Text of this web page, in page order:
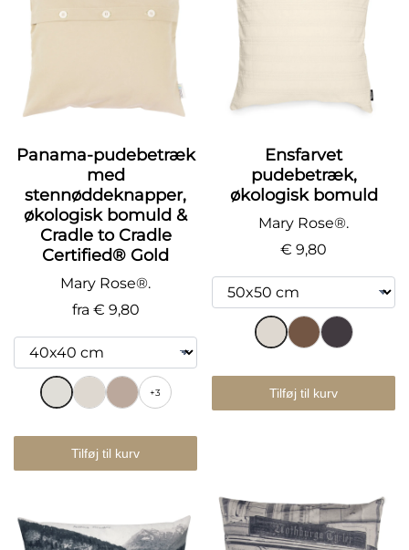
Panama-pudebetræk
med
stennøddeknapper,
økologisk bomuld &
Cradle to Cradle
Certified® Gold
Mary Rose®.
fra € 9,80
+3
Tilføj til kurv
Ensfarvet
pudebetræk,
økologisk bomuld
Mary Rose®.
€ 9,80
Tilføj til kurv